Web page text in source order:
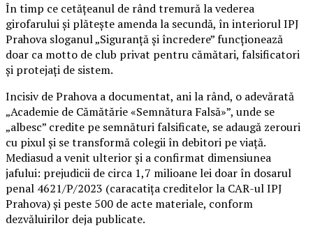
În timp ce cetățeanul de rând tremură la vederea
girofarului și plătește amenda la secundă, în interiorul IPJ
Prahova sloganul „Siguranță și încredere” funcționează
doar ca motto de club privat pentru cămătari, falsificatori
și protejați de sistem.
Incisiv de Prahova a documentat, ani la rând, o adevărată
„Academie de Cămătărie «Semnătura Falsă»”, unde se
„albesc” credite pe semnături falsificate, se adaugă zerouri
cu pixul și se transformă colegii în debitori pe viață.
Mediasud a venit ulterior și a confirmat dimensiunea
jafului: prejudicii de circa 1,7 milioane lei doar în dosarul
penal 4621/P/2023 (caracatița creditelor la CAR-ul IPJ
Prahova) și peste 500 de acte materiale, conform
dezvăluirilor deja publicate.